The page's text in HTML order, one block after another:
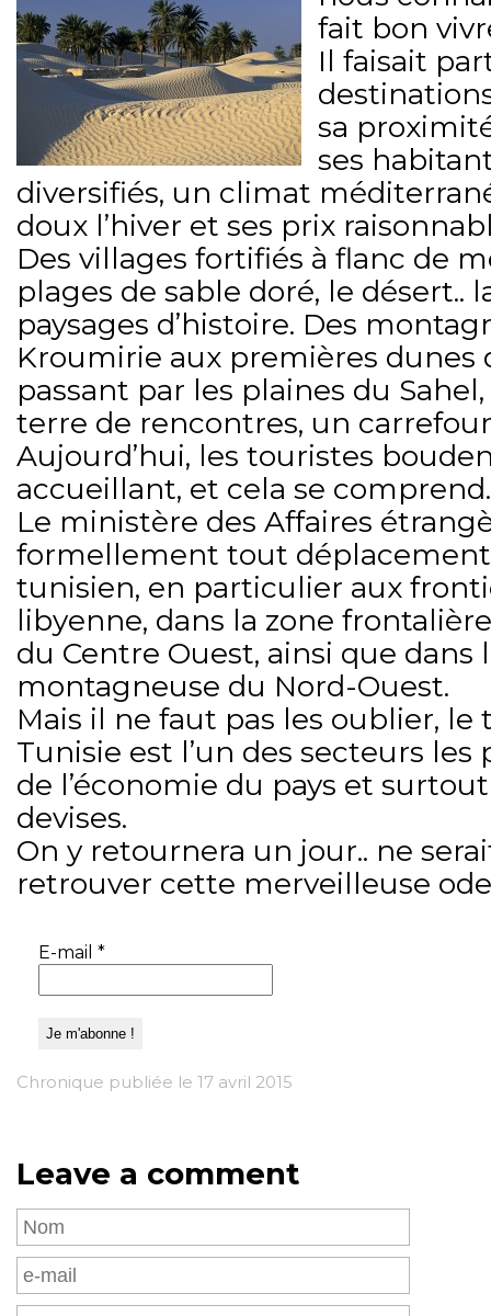
fait bon
Il faisait
sa
ses
diversifiés, un climat
doux l’hiver et ses prix
Des villages fortifiés à flanc de
plages de sable doré, le désert..
paysages d’histoire. Des
Kroumirie aux premières dunes
passant par les plaines du
terre de rencontres, un
Aujourd’hui, les touristes
accueillant, et cela se comprend.
Le ministère des Affaires
formellement tout déplacement
tunisien, en particulier aux
libyenne, dans la zone
du Centre Ouest, ainsi que dans
montagneuse du Nord-Ouest.
Mais il ne faut pas les oublier, le
Tunisie est l’un des secteurs
de l’économie du pays et
devises.
On y retournera un jour.. ne
retrouver cette merveilleuse
E-mail *
Chronique publiée le 17 avril 2015
Leave a comment